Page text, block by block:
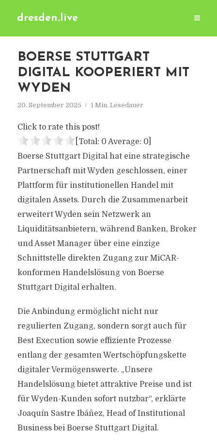
dresden.live
BOERSE STUTTGART
DIGITAL KOOPERIERT MIT
WYDEN
20. September 2025 1 Min. Lesedauer
Click to rate this post!
[Total: 0 Average: 0]
Boerse Stuttgart Digital hat eine strategische
Partnerschaft mit Wyden geschlossen, einer
Plattform für institutionellen Handel mit
digitalen Assets. Durch die Zusammenarbeit
erweitert Wyden sein Netzwerk an
Liquiditätsanbietern, während Banken, Broker
und Asset Manager über eine einzige
Schnittstelle direkten Zugang zur MiCAR-
konformen Handelslösung von Boerse
Stuttgart Digital erhalten.
Die Anbindung ermöglicht nicht nur
regulierten Zugang, sondern sorgt auch für
Best Execution sowie effiziente Prozesse
entlang der gesamten Wertschöpfungskette
digitaler Vermögenswerte. „Unsere
Handelslösung bietet attraktive Preise und ist
für Wyden-Kunden sofort nutzbar“, erklärte
Joaquín Sastre Ibáñez, Head of Institutional
Business bei Boerse Stuttgart Digital.